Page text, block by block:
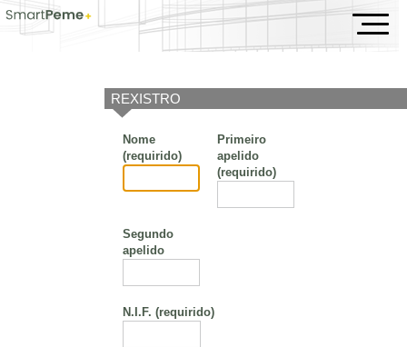
Evento
REXISTRO
Nome
(requirido)
Primeiro
apelido
(requirido)
Segundo
apelido
N.I.F. (requirido)